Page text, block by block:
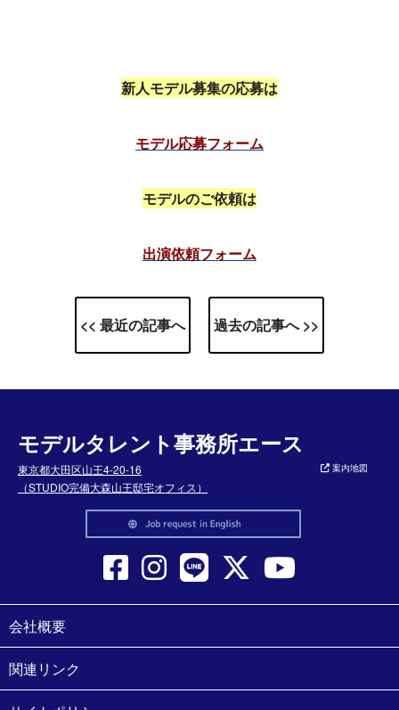
新人モデル募集の応募は
モデル応募フォーム
モデルのご依頼は
出演依頼フォーム
<< 最近の記事へ 過去の記事へ >>
モデルタレント事務所エース
東京都大田区山王4-20-16
（STUDIO完備大森山王邸宅オフィス）
案内地図
会社概要
関連リンク